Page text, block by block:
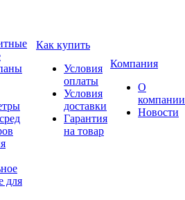
для
Как купить
Условия
оплаты
Условия
доставки
Гарантия
на товар
Компания
О
компании
Новости